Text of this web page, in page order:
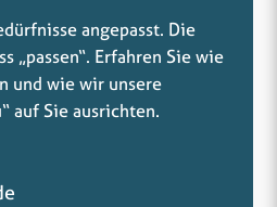
angepasst. Die
„passen“. Erfahren Sie wie
und wie wir unsere
auf Sie ausrichten.